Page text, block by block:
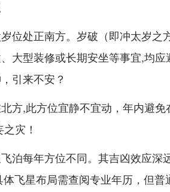
位处正南方。岁破（即冲太岁之
大型装修或长期安坐等事宜,均应
引来不安？
方,此方位宜静不宜动，年内避
灾！
泊每年方位不同。其吉凶效应深
飞星布局需查阅专业年历，但